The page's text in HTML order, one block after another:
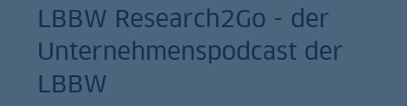
LBBW Research2Go - der
Unternehmenspodcast der
LBBW